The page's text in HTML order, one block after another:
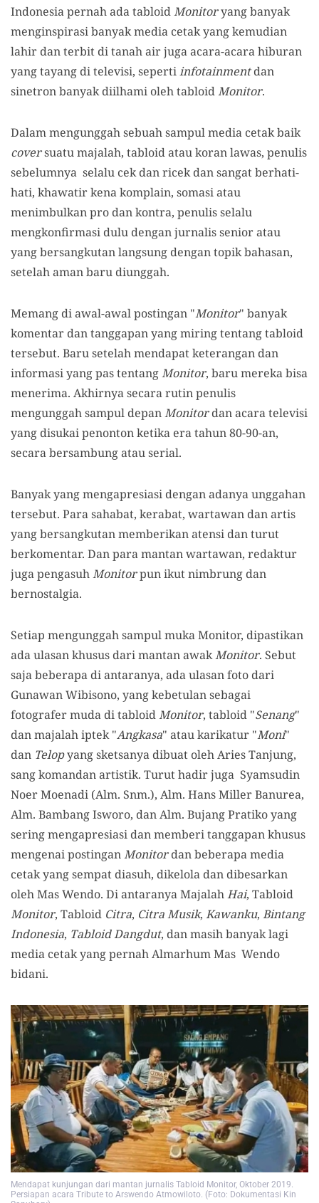
Indonesia pernah ada tabloidMonitoryang banyak
menginspirasi banyak media cetak yang kemudian
lahir dan terbit di tanah air juga acara-acara hiburan
yang tayang di televisi, sepertiinfotainmentdan
sinetron banyak diilhami oleh tabloidMonitor.
Dalam mengunggah sebuah sampul media cetak baik
coversuatu majalah, tabloid atau koran lawas, penulis
sebelumnya selalu cek dan ricek dan sangat berhati-
hati, khawatir kena komplain, somasi atau
menimbulkan pro dan kontra, penulis selalu
mengkonfirmasi dulu dengan jurnalis senior atau
yang bersangkutan langsung dengan topik bahasan,
setelah aman baru diunggah.
Memang di awal-awal postingan "Monitor" banyak
komentar dan tanggapan yang miring tentang tabloid
tersebut. Baru setelah mendapat keterangan dan
informasi yang pas tentangMonitor, baru mereka bisa
menerima. Akhirnya secara rutin penulis
mengunggah sampul depanMonitordan acara televisi
yang disukai penonton ketika era tahun 80-90-an,
secara bersambung atau serial.
Banyak yang mengapresiasi dengan adanya unggahan
tersebut. Para sahabat, kerabat, wartawan dan artis
yang bersangkutan memberikan atensi dan turut
berkomentar. Dan para mantan wartawan, redaktur
juga pengasuhMonitorpun ikut nimbrung dan
bernostalgia.
Setiap mengunggah sampul muka Monitor, dipastikan
ada ulasan khusus dari mantan awakMonitor. Sebut
saja beberapa di antaranya, ada ulasan foto dari
Gunawan Wibisono, yang kebetulan sebagai
fotografer muda di tabloidMonitor, tabloid "Senang"
dan majalah iptek "Angkasa" atau karikatur "Moni"
dan Telopyang sketsanya dibuat oleh Aries Tanjung,
sang komandan artistik. Turut hadir juga Syamsudin
Noer Moenadi (Alm. Snm.), Alm. Hans Miller Banurea,
Alm. Bambang Isworo, dan Alm. Bujang Pratiko yang
sering mengapresiasi dan memberi tanggapan khusus
mengenai postinganMonitordan beberapa media
cetak yang sempat diasuh, dikelola dan dibesarkan
oleh Mas Wendo. Di antaranya MajalahHai, Tabloid
Monitor, Tabloid Citra, Citra Musik, Kawanku, Bintang
Indonesia, Tabloid Dangdut, dan masih banyak lagi
media cetak yang pernah Almarhum Mas Wendo
bidani.
Mendapat kunjungan dari mantan jurnalis Tabloid Monitor, Oktober 2019.
Persiapan acara Tribute to Arswendo Atmowiloto. (Foto: Dokumentasi Kin